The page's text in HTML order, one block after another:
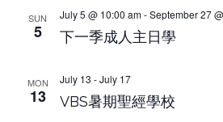
SUN
5 下一季成人主日學
July 5 @ 10:00 am-September 27
MON
13 VBS暑期聖經學校
July 13 -July 17